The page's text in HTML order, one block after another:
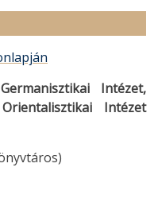
Intézet,
Intézet